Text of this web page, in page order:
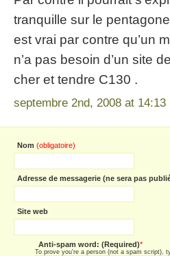
tranquille sur le
est vrai par contre qu’un
n’a pas besoin d’un site
cher et tendre C130 .
septembre 2nd, 2008 at 14:13
Nom (obligatoire)
Adresse de messagerie (ne sera pas
Site web
Anti-spam word: (Required)*
To prove you're a person (not a spam script),